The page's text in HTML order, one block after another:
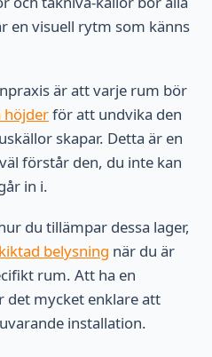
en visuell rytm som känns
är att varje rum bör
höjderför att undvika den
skapar. Detta är en
förstår den, du inte kan
in i.
du tillämpar dessa lager,
belysning när du är
rum. Att ha en
mycket enklare att
installation.